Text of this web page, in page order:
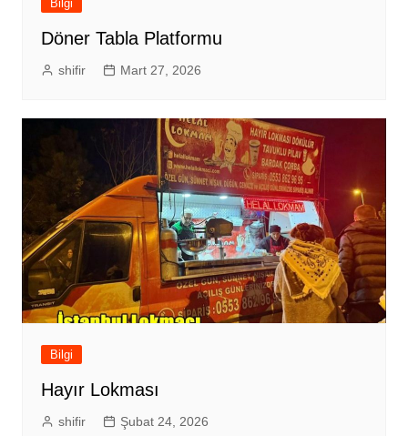
Bilgi
Döner Tabla Platformu
shifir Mart 27, 2026
Bilgi
Hayır Lokması
shifir Şubat 24, 2026